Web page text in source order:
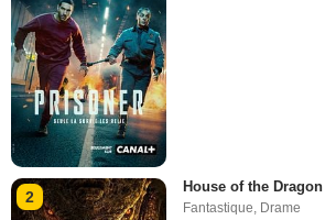
2
House of the Dragon
Fantastique, Drame